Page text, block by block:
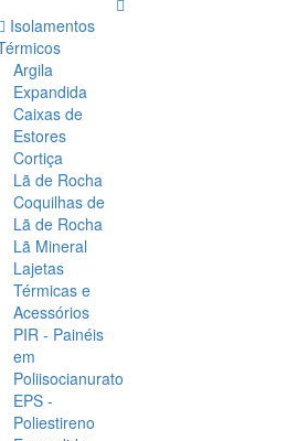
Isolamentos
Argila
Expandida
Caixas de
Estores
Cortiça
Lã de Rocha
Coquilhas de
Lã de Rocha
Lã Mineral
Lajetas
Térmicas e
Acessórios
PIR - Painéis
em
Poliisocianurato
EPS -
Poliestireno